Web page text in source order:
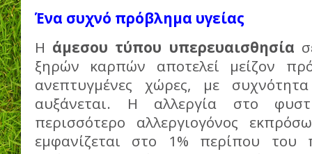
Ένα συχνό πρόβλημα υγείας
Η άμεσου τύπου υπερευαισθησία
ξηρών καρπών αποτελεί μείζον
ανεπτυγμένες χώρες, με
αυξάνεται. Η αλλεργία στο
περισσότερο αλλεργιογόνος
εμφανίζεται στο 1% περίπου του